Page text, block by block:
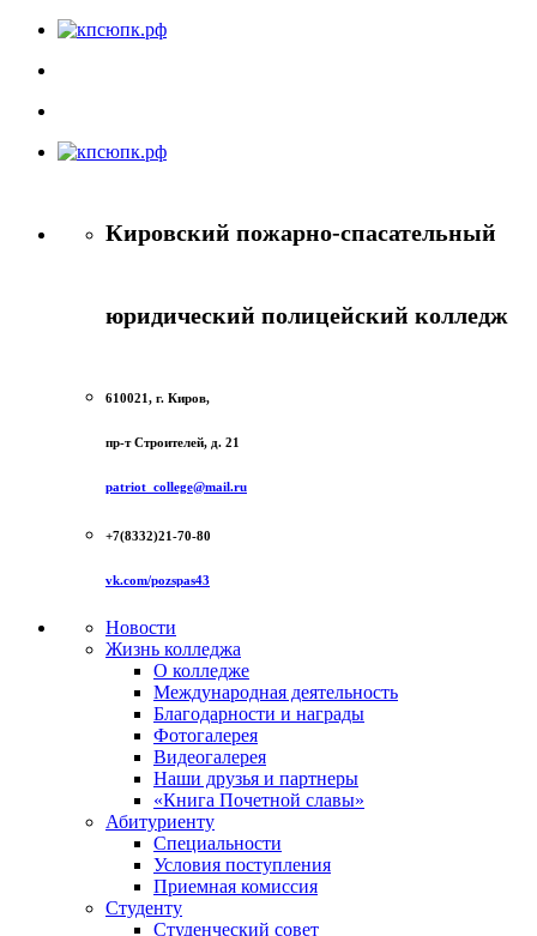
Кировский пожарно-спасательный
юридический полицейский колледж
610021, г. Киров,
пр-т Строителей, д. 21
patriot_college@mail.ru
+7(8332)21-70-80
vk.com/pozspas43
Новости
Жизнь колледжа
О колледже
Международная деятельность
Благодарности и награды
Фотогалерея
Видеогалерея
Наши друзья и партнеры
«Книга Почетной славы»
Абитуриенту
Специальности
Условия поступления
Приемная комиссия
Студенту
Студенческий совет